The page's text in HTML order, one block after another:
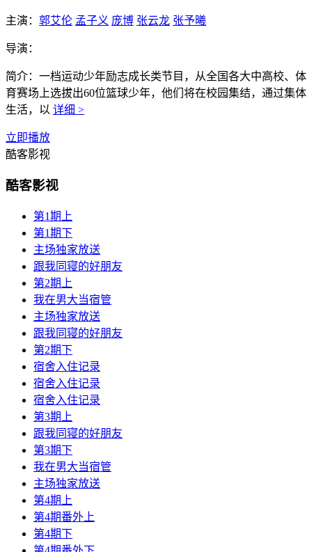
主演： 郭艾伦 孟子义 庞博 张云龙 张予曦
导演：
简介： 一档运动少年励志成长类节目，从全国各大中高校、体
育赛场上选拔出60位篮球少年，他们将在校园集结，通过集体
生活，以 详细 >
立即播放
酷客影视
酷客影视
第1期上
第1期下
主场独家放送
跟我同寝的好朋友
第2期上
我在男大当宿管
主场独家放送
跟我同寝的好朋友
第2期下
宿舍入住记录
宿舍入住记录
宿舍入住记录
第3期上
跟我同寝的好朋友
第3期下
我在男大当宿管
主场独家放送
第4期上
第4期番外上
第4期下